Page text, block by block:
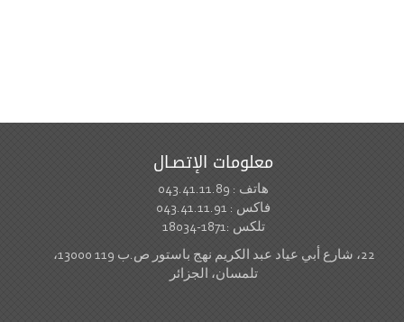
معلومات الإتصـال
هاتف : 043.41.11.89
فاكس : 043.41.11.91
تلكس :1871-18034
22، شارع أبي عياد عبد الكريم نهج باستور ص.ب 119 13000،
تلمسان، الجزائر